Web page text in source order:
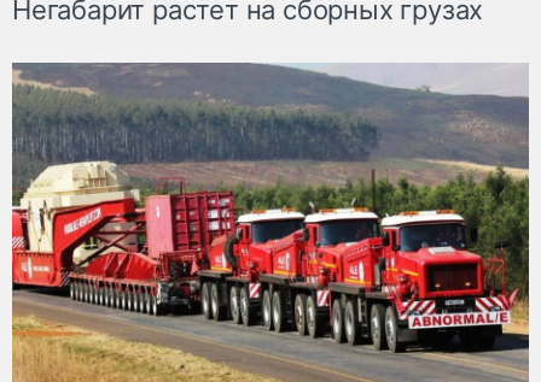
Негабарит растет на сборных грузах